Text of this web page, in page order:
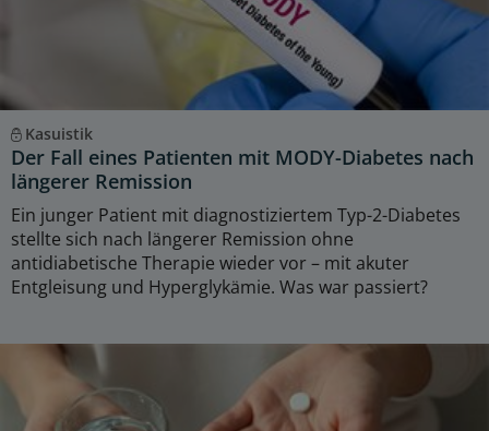
Kasuistik
Der Fall eines Patienten mit MODY-Diabetes nach
längerer Remission
Ein junger Patient mit diagnostiziertem Typ-2-Diabetes
stellte sich nach längerer Remission ohne
antidiabetische Therapie wieder vor – mit akuter
Entgleisung und Hyperglykämie. Was war passiert?